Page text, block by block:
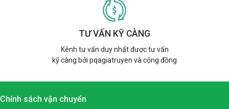
TƯ VẤN KỸ CÀNG
Kênh tư vấn duy nhất được tư vấn
kỹ càng bởi pqagiatruyen và cộng đồng
Chính sách vận chuyển